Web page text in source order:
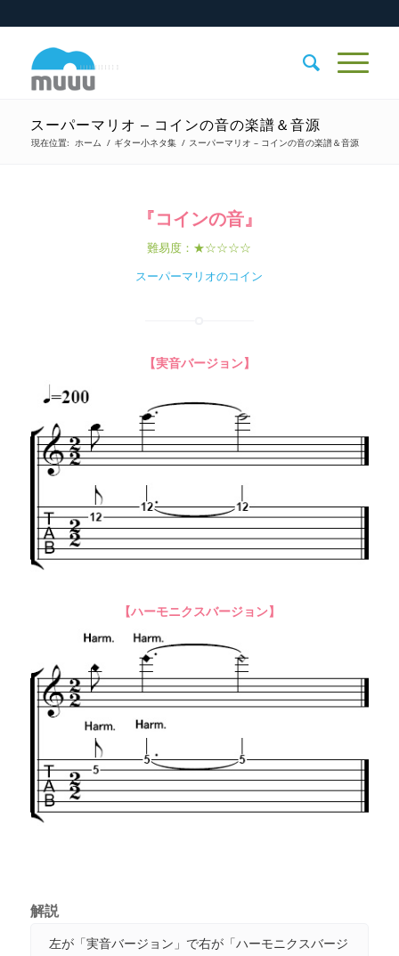
スーパーマリオ – コインの音の楽譜＆音源
現在位置: ホーム / ギター小ネタ集 / スーパーマリオ – コインの音の楽譜＆音源
『コインの音』
難易度：★☆☆☆☆
スーパーマリオのコイン
【実音バージョン】
【ハーモニクスバージョン】
解説
左が「実音バージョン」で右が「ハーモニクスバージ